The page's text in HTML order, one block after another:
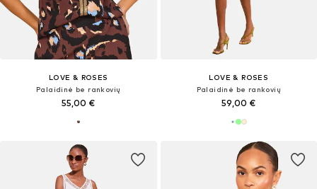
LOVE & ROSES
Palaidinė be rankovių
55,00 €
LOVE & ROSES
Palaidinė be rankovių
59,00 €